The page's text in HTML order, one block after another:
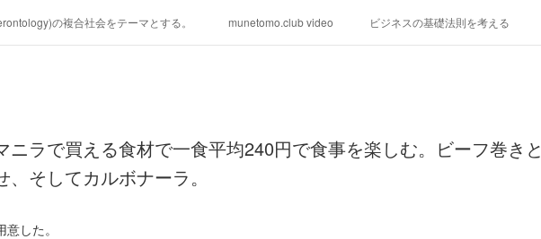
の複合社会をテーマとする。 munetomo.club video ビジネスの基礎法則を考える
所他のアイデア マニラ男の手料理 総集編 https://globalclub.amebaownd.com/
ニラで買える食材で一食平均240円で食事を楽しむ。ビーフ巻きと
そしてカルボナーラ。
した。